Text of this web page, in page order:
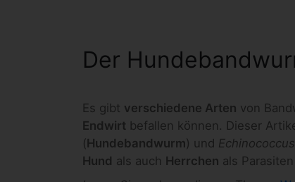
Der
Es gibt verschiedene Arten von
Endwirt befallen können. Dieser
( Hundebandwurm ) und
Hund als auch Herrchen als